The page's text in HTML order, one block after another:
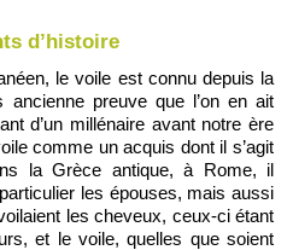
d’histoire
ancienne preuve que l’on en ait
d’un millénaire avant notre ère
comme un acquis dont il s’agit
la Grèce antique, à Rome, il
les épouses, mais aussi
les cheveux, ceux-ci étant
et le voile, quelles que soient